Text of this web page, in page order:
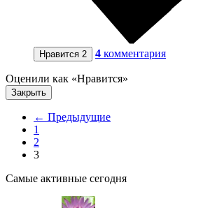
Нравится 2 4 комментария
Оценили как «Нравится»
Закрыть
← Предыдущие
1
2
3
Самые активные сегодня